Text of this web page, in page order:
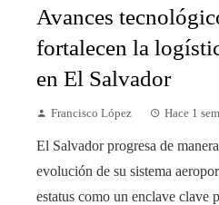
Avances
fortalecen la
en El Salvador
Francisco López Hace 1
El Salvador progresa de
evolución de su sistema
estatus como un enclave clave